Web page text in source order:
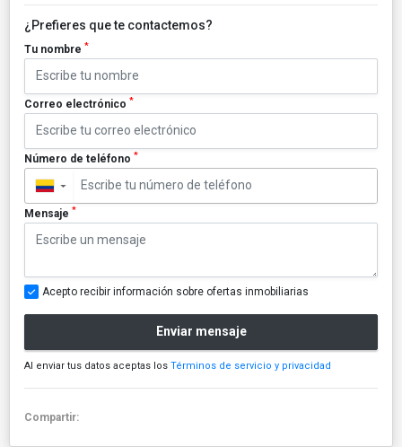
¿Prefieres que te contactemos?
Tu nombre *
Correo electrónico *
Número de teléfono *
▼
Mensaje *
Acepto recibir información sobre ofertas inmobiliarias
Enviar mensaje
Al enviar tus datos aceptas los Términos de servicio y privacidad
Compartir: